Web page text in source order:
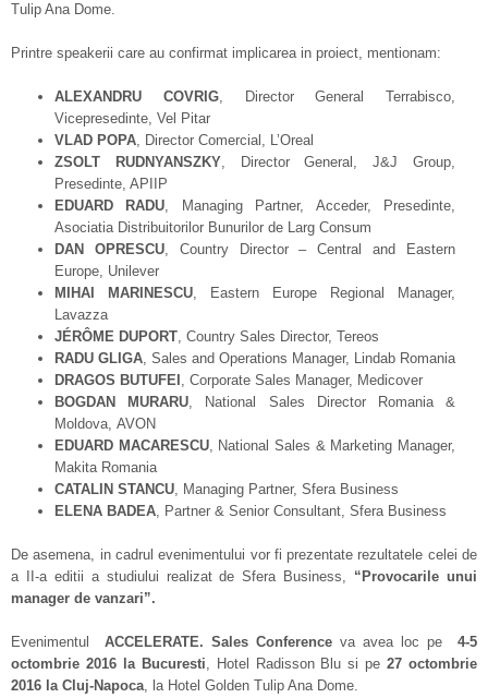
Tulip Ana Dome.
Printre speakerii care au confirmat implicarea in proiect, mentionam:
ALEXANDRU COVRIG, Director General Terrabisco,
Vicepresedinte, Vel Pitar
VLAD POPA, Director Comercial, L’Oreal
ZSOLT RUDNYANSZKY, Director General, J&J Group,
Presedinte, APIIP
EDUARD RADU, Managing Partner, Acceder, Presedinte,
Asociatia Distribuitorilor Bunurilor de Larg Consum
DAN OPRESCU, Country Director – Central and Eastern
Europe, Unilever
MIHAI MARINESCU, Eastern Europe Regional Manager,
Lavazza
JÉRÔME DUPORT, Country Sales Director, Tereos
RADU GLIGA, Sales and Operations Manager, Lindab Romania
DRAGOS BUTUFEI , Corporate Sales Manager, Medicover
BOGDAN MURARU, National Sales Director Romania &
Moldova, AVON
EDUARD MACARESCU, National Sales & Marketing Manager,
Makita Romania
CATALIN STANCU, Managing Partner, Sfera Business
ELENA BADEA, Partner & Senior Consultant, Sfera Business
De asemena, in cadrul evenimentului vor fi prezentate rezultatele celei de
a II-a editii a studiului realizat de Sfera Business, “Provocarile unui
manager de vanzari”.
Evenimentul ACCELERATE. Sales Conference va avea loc pe 4-5
octombrie 2016 la Bucuresti, Hotel Radisson Blu si pe27 octombrie
2016 la Cluj-Napoca, la Hotel Golden Tulip Ana Dome.